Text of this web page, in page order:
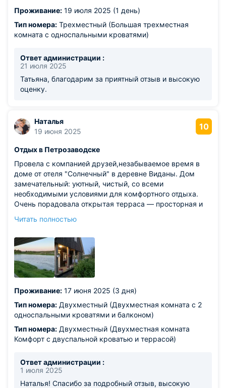
Проживание: 19 июля 2025 (1 день)
Тип номера: Трехместный (Большая трехместная
комната с односпальными кроватями)
Ответ администрации :
21 июля 2025
Татьяна, благодарим за приятный отзыв и высокую
оценку.
Наталья
19 июня 2025
10
Отдых в Петрозаводске
Провела с компанией друзей,незабываемое время в
доме от отеля "Солнечный" в деревне Виданы. Дом
замечательный: уютный, чистый, со всеми
необходимыми условиями для комфортного отдыха.
Очень порадовала открытая терраса — просторная и
приятно проводить утро с чашкой кофе или
абсолютного спокойствия и уединения, всё продумано
до мелочей. Окружающая природа просто волшебная:
река Шуя, свежий воздух и красивый вид помогают
полностью перезагрузиться . Огромное спасибо
всегда готовы помочь. Рекомендую этот дом всем, кто
ищет идеальное место для отдыха! Спасибо за
гостеприимство!
Из недостатков: единственный спорный момент — это
расстояние от города примерно 20 км , но если вы на
машине, дорога совсем не вызывает трудностей и
Читать полностью
Проживание: 17 июня 2025 (3 дня)
Тип номера: Двухместный (Двухместная комната с 2
односпальными кроватями и балконом)
Тип номера: Двухместный (Двухместная комната
Комфорт с двуспальной кроватью и террасой)
Ответ администрации :
1 июля 2025
Наталья! Спасибо за подробный отзыв, высокую